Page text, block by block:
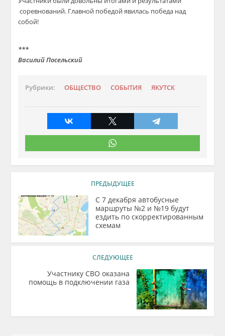
соревнований. Главной победой явилась победа над
собой!
***
Василий Посельский
Рубрики: ОБЩЕСТВО СОБЫТИЯ ЯКУТСК
ПРЕДЫДУЩЕЕ
С 7 декабря автобусные
маршруты №2 и №19 будут
ездить по скорректированным
схемам
СЛЕДУЮЩЕЕ
Участнику СВО оказана
помощь в подключении газа